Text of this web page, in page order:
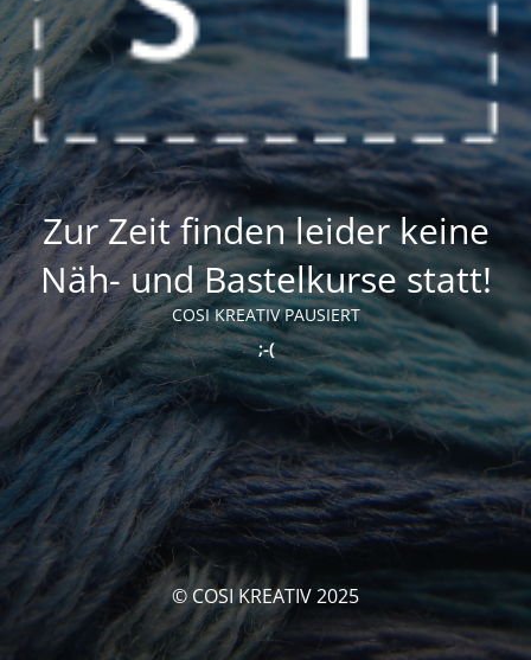
Zur Zeit finden leider keine
Näh- und Bastelkurse statt!
COSI KREATIV PAUSIERT
;-(
© COSI KREATIV 2025